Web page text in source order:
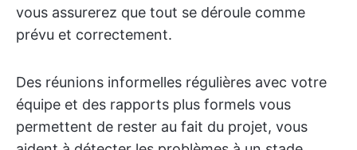
vous assurerez que tout se déroule comme
prévu et correctement.
Des réunions informelles régulières avec votre
équipe et des rapports plus formels vous
permettent de rester au fait du projet, vous